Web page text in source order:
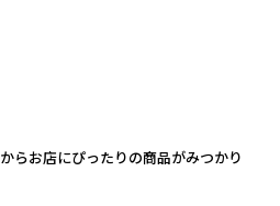
らお店にぴったりの商品がみつかり